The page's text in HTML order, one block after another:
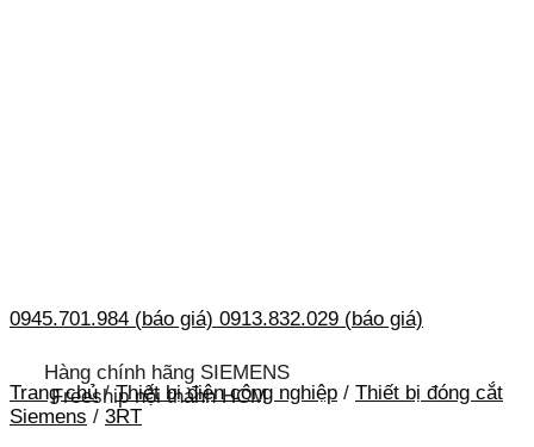
0945.701.984 (báo giá) 0913.832.029 (báo giá)
Hàng chính hãng SIEMENS
Freeship nội thành HCM
Trang chủ / Thiết bị điện công nghiệp / Thiết bị đóng cắt
Siemens / 3RT